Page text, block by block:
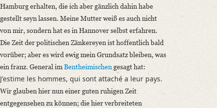
Hamburg erhalten, die ich aber gänzlich dahin habe
gestellt seyn lassen. Meine Mutter weiß es auch nicht
von mir, sondern hat es in Hannover selbst erfahren.
Die Zeit der politischen Zänkereyen ist hoffentlich bald
vorüber; aber es wird ewig mein Grundsatz bleiben, was
ein franz. General imBentheimischengesagt hat:
Jʼestime les hommes, qui sont attaché a leur pays.
Wir glauben hier nun einer guten ruhigen Zeit
entgegensehen zu können; die hier verbreiteten